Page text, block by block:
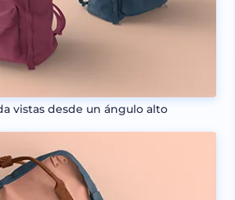
vistas desde un ángulo alto